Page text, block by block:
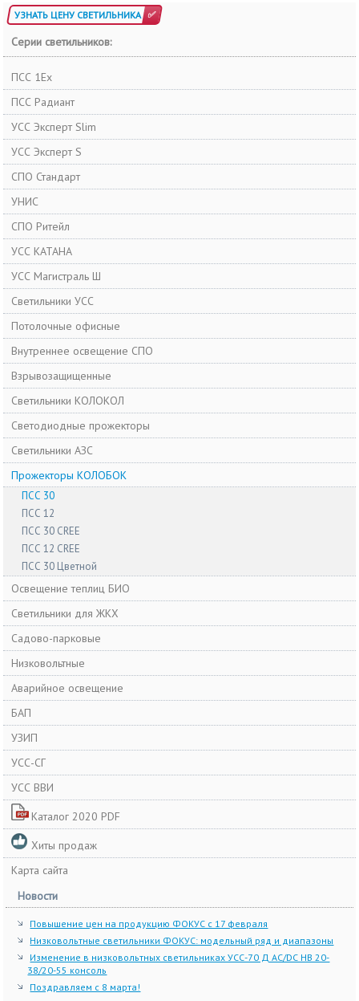
УЗНАТЬ ЦЕНУ СВЕТИЛЬНИКА
Серии светильников:
ПСС 1Ex
ПСС Радиант
УСС Эксперт Slim
УСС Эксперт S
СПО Стандарт
УНИС
СПО Ритейл
УСС КАТАНА
УСС Магистраль Ш
Светильники УСС
Потолочные офисные
Внутреннее освещение СПО
Взрывозащищенные
Светильники КОЛОКОЛ
Cветодиодные прожекторы
Светильники АЗС
Прожекторы КОЛОБОК
ПСС 30
ПСС 12
ПСС 30 CREE
ПСС 12 CREE
ПСС 30 Цветной
Освещение теплиц БИО
Светильники для ЖКХ
Садово-парковые
Низковольтные
Аварийное освещение
БАП
УЗИП
УСС-СГ
УСС ВВИ
Каталог 2020 PDF
Хиты продаж
Карта сайта
Новости
Повышение цен на продукцию ФОКУС с 17 февраля
Низковольтные светильники ФОКУС: модельный ряд и диапазоны
Изменение в низковольтных светильниках УСС-70 Д AC/DC НВ 20-
38/20-55 консоль
Поздравляем с 8 марта!